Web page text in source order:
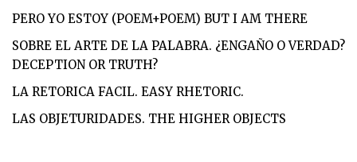
PERO YO ESTOY (POEM+POEM) BUT I AM THERE
SOBRE EL ARTE DE LA PALABRA. ¿ENGAÑO O VERDAD?
DECEPTION OR TRUTH?
LA RETORICA FACIL. EASY RHETORIC.
LAS OBJETURIDADES. THE HIGHER OBJECTS